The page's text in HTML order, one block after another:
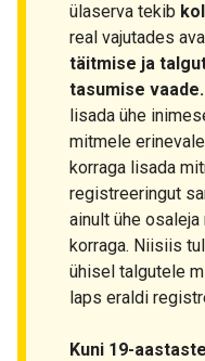
ülaserva tekib
real vajutades
täitmise ja
tasumise vaade.
lisada ühe
mitmele
korraga lisada
registreeringut
ainult ühe
korraga. Niisiis
ühisel talgutele
laps eraldi
Kuni 19-